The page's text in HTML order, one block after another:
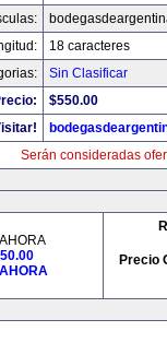
18 caracteres
Sin Clasificar
$550.00
Serán consideradas
Precio